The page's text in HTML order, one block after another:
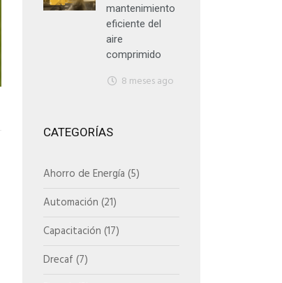
mantenimiento
eficiente del
aire
comprimido
8 meses ago
CATEGORÍAS
Ahorro de Energía (5)
Automación (21)
Capacitación (17)
Drecaf (7)